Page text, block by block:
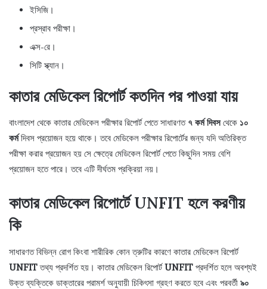
ইসিজি।
প্রস্রাব পরীক্ষা।
এক্স-রে।
সিটি স্ক্যান।
কাতার মেডিকেল রিপোর্ট কতদিন পর পাওয়া যায়
বাংলাদেশ থেকে কাতার মেডিকেল পরীক্ষার রিপোর্ট পেতে সাধারণত ৭ কর্ম দিবসথেকে ১০
কর্মদিবস প্রয়োজন হয়ে থাকে। তবে মেডিকেল পরীক্ষার রিপোর্টের জন্য যদি অতিরিক্ত
পরীক্ষা করার প্রয়োজন হয় সে ক্ষেত্রে মেডিকেল রিপোর্ট পেতে কিছুদিন সময় বেশি
প্রয়োজন হতে পারে। তবে এটি দীর্ঘতম প্রক্রিয়া নয়।
কাতার মেডিকেল রিপোর্টে UNFIT হলে করণীয়
কি
সাধারণত বিভিন্ন রোগ কিংবা শারীরিক কোন ত্রুটির কারণে কাতার মেডিকেল রিপোর্ট
UNFITতথ্য প্রদর্শিত হয়। কাতার মেডিকেল রিপোর্টUNFIT প্রদর্শিত হলে অবশ্যই
উক্ত ব্যক্তিকে ডাক্তারের পরামর্শ অনুযায়ী চিকিৎসা গ্রহণ করতে হবে এবং পরবর্তী ৯০